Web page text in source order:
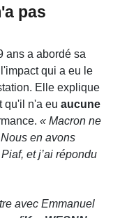
pas
ans a abordé sa
qui a eu le
Elle explique
qu'il n'a eu aucune
« Macron ne
en avons
et j’ai répondu
avec Emmanuel